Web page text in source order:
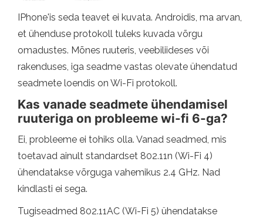
IPhone'is seda teavet ei kuvata. Androidis, ma arvan,
et ühenduse protokoll tuleks kuvada võrgu
omadustes. Mõnes ruuteris, veebiliideses või
rakenduses, iga seadme vastas olevate ühendatud
seadmete loendis on Wi-Fi protokoll.
Kas vanade seadmete ühendamisel
ruuteriga on probleeme wi-fi 6-ga?
Ei, probleeme ei tohiks olla. Vanad seadmed, mis
toetavad ainult standardset 802.11n (Wi-Fi 4)
ühendatakse võrguga vahemikus 2.4 GHz. Nad
kindlasti ei sega.
Tugiseadmed 802.11AC (Wi-Fi 5) ühendatakse